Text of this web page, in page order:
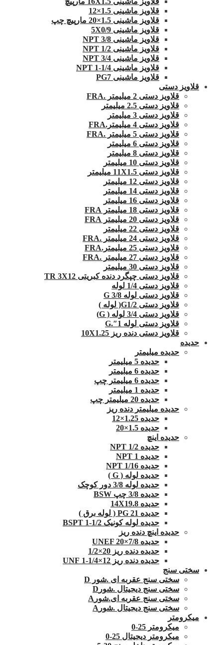
قلاویز ماشینی 1.5×12
قلاویز ماشینی 1.5×20 مارپیچ چپ
قلاویز ماشینی 5X0/9
قلاویز ماشینی 3/8 NPT
قلاویز ماشینی 1/2 NPT
قلاویز ماشینی 3/4 NPT
قلاویز ماشینی 1/4-1 NPT
قلاویز ماشینی PG7
قلاویز دستی
قلاویز دستی 2 میلیمتر .FRA
قلاویز دستی 2.5 میلیمتر
قلاویز دستی 3 میلیمتر
قلاویز دستی 4 میلیمتر.FRA
قلاویز دستی 5 میلیمتر .FRA
قلاویز دستی 6 میلیمتر
قلاویز دستی 8 میلیمتر
قلاویز دستی 10 میلیمتر
قلاویز دستی 11X1.5 میلیمتر
قلاویز دستی 12 میلیمتر
قلاویز دستی 14 میلیمتر
قلاویز دستی 16 میلیمتر
قلاویز دستی 18 میلیمتر FRA
قلاویز دستی 20 میلیمتر FRA
قلاویز دستی 22 میلیمتر
قلاویز دستی 24 میلیمتر .FRA
قلاویز دستی 25 میلیمتر.FRA
قلاویز دستی 27 میلیمتر .FRA
قلاویز دستی 30 میلیمتر
قلاویز دستی چپگرد دنده کبریتی TR 3X12
قلاویز دستی 1/4 لوله
قلاویز دستی لوله G 3/8
قلاویز دستی G1/2( لوله )
قلاویز دستی 3/4 لوله ( G)
قلاویز دستی لوله 1″.G
قلاویز دستی دنده ریز 10X1.25
حدیده
حدیده میلیمتر
حدیده 5 میلیمتر
حدیده 6 میلیمتر
حدیده 6 میلیمتر چپ
حدیده 1 میلیمتر
حدیده 20 میلیمتر چپ
حدیده میلیمتر دنده ریز
حدیده 1.25×12
حدیده 1.5×20
حدیده اینچ
حدیده 1/2 NPT
حدیده NPT 1
حدیده 1/16 NPT
حدیده لوله ( G )
حدیده لوله 3/8 دور کوچک
حدیده 3/8 چپ BSW
حدیده 14X19.8
حدیده 21 PG ( لوله برق )
حدیده لوله کونیک 1/2-1 BSPT
حدیده اینچ دنده ریز
حدیده UNEF 20×7/8
حدیده دنده ریز 20×1/2
حدیده دنده ریز 12×1/4-1 UNF
سختی سنج
سختی سنج عقربه ای .شور D
سختی سنج دیجیتال .شورD
سختی سنج عقربه ای.شورA
سختی سنج دیجیتال .شورA
میکرومتر
میکرومتر 25-0
میکرومتر دیجیتال 25-0